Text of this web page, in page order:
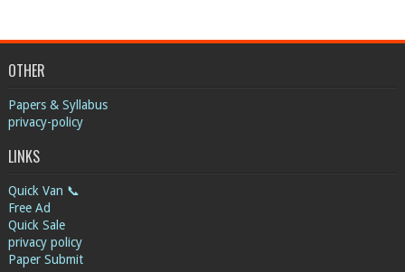
OTHER
Papers & Syllabus
privacy-policy
LINKS
Quick Van 📞
Free Ad
Quick Sale
privacy policy
Paper Submit